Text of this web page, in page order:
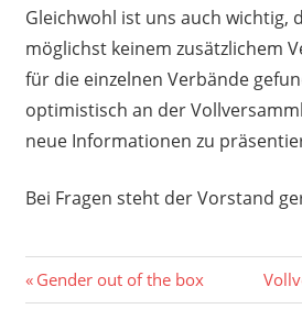
Gleichwohl ist uns auch wichtig,
möglichst keinem zusätzlichem
für die einzelnen Verbände
optimistisch an der
neue Informationen zu
Bei Fragen steht der Vorstand
Vorheriger
Beitrag:
Gender out of the box